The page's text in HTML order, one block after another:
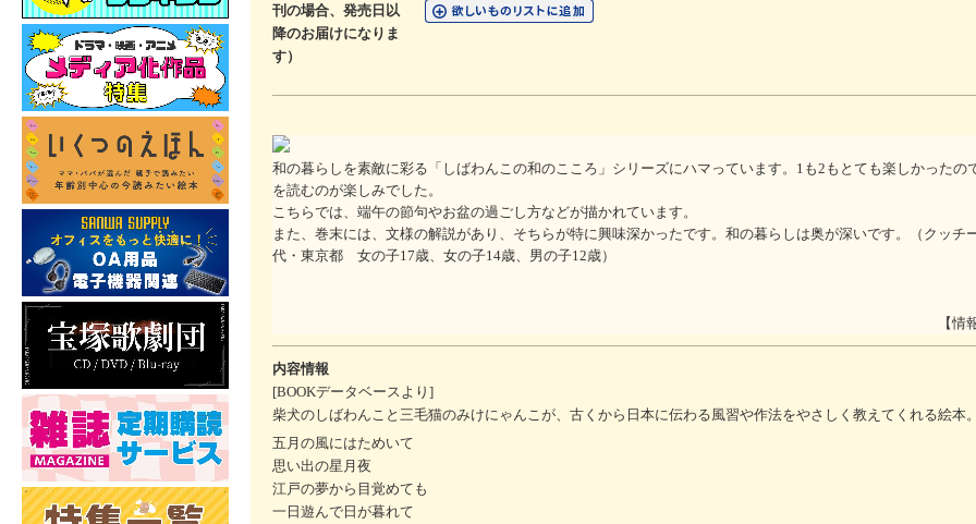
刊の場合、発売日以
降のお届けになりま
す）
和の暮らしを素敵に彩る「しばわんこの和のこころ」シリーズにハマっています。1も2もとても楽しかったの
を読むのが楽しみでした。
こちらでは、端午の節句やお盆の過ごし方などが描かれています。
また、巻末には、文様の解説があり、そちらが特に興味深かったです。和の暮らしは奥が深いです。（クッ
代・東京都 女の子17歳、女の子14歳、男の子12歳）
【情
内容情報
[BOOKデータベースより]
柴犬のしばわんこと三毛猫のみけにゃんこが、古くから日本に伝わる風習や作法をやさしく教えてくれる絵本。
五月の風にはためいて
思い出の星月夜
江戸の夢から目覚めても
一日遊んで日が暮れて